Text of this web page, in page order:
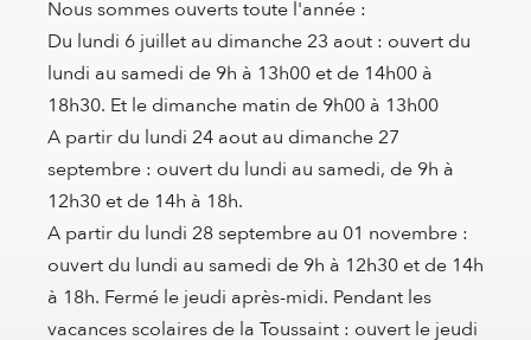
Nous sommes ouverts toute l'année :
Du lundi 6 juillet au dimanche 23 aout : ouvert du
lundi au samedi de 9h à 13h00 et de 14h00 à
18h30. Et le dimanche matin de 9h00 à 13h00
A partir du lundi 24 aout au dimanche 27
septembre : ouvert du lundi au samedi, de 9h à
12h30 et de 14h à 18h.
A partir du lundi 28 septembre au 01 novembre :
ouvert du lundi au samedi de 9h à 12h30 et de 14h
à 18h. Fermé le jeudi après-midi. Pendant les
vacances scolaires de la Toussaint : ouvert le jeudi